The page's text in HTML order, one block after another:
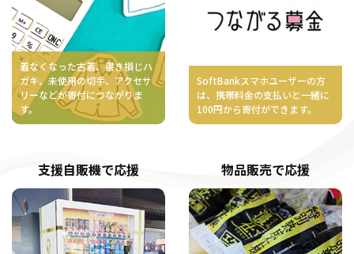
着なくなった古着、書き損じハ
ガキ、未使用の切手、アクセサ
リーなどが寄付につながりま
す。
SoftBankスマホユーザーの方
は、携帯料金の支払いと一緒に
100円から寄付ができます。
支援自販機で応援 物品販売で応援